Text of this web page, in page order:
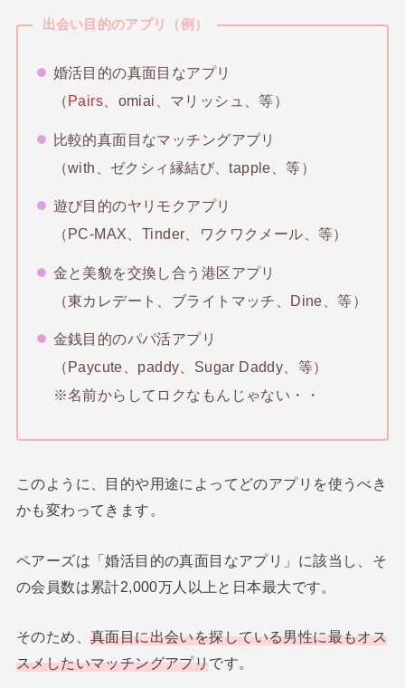
出会い目的のアプリ（例）
婚活目的の真面目なアプリ
（Pairs 、omiai、マリッシュ、等）
比較的真面目なマッチングアプリ
（with、ゼクシィ縁結び、tapple、等）
遊び目的のヤリモクアプリ
（PC-MAX、Tinder、ワクワクメール、等）
金と美貌を交換し合う港区アプリ
（東カレデート、ブライトマッチ、Dine、等）
金銭目的のパパ活アプリ
（Paycute、paddy、Sugar Daddy、等）
※名前からしてロクなもんじゃない・・
このように、目的や用途によってどのアプリを使うべき
かも変わってきます。
ペアーズは「婚活目的の真面目なアプリ」に該当し、そ
の会員数は累計2,000万人以上と日本最大です。
そのため、 真面目に出会いを探している男性に最もオス
スメしたいマッチングアプリです。